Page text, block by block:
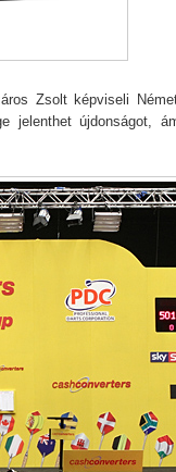
Zsolt képviseli
jelenthet újdonságot,